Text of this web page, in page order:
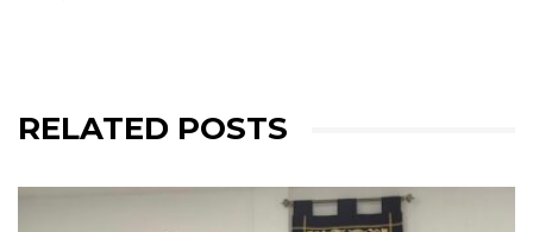
RELATED POSTS